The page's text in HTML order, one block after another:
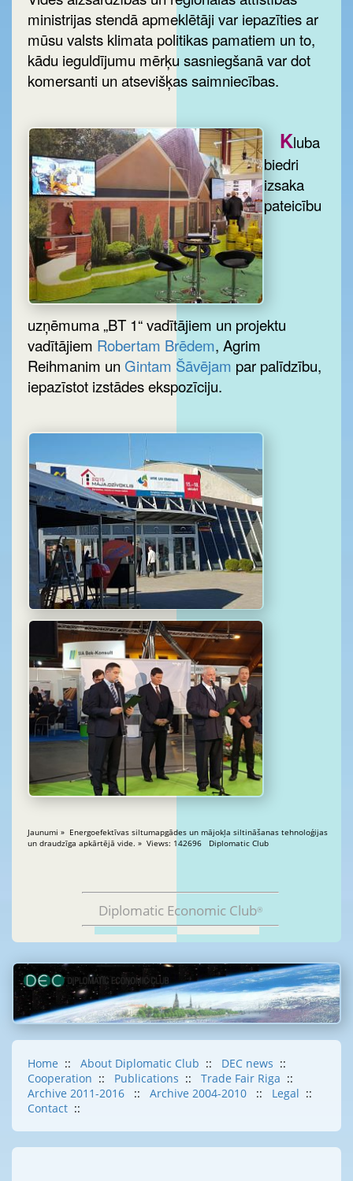
ministrijas stendā apmeklētāji var iepazīties ar
mūsu valsts klimata politikas pamatiem un to,
kādu ieguldījumu mērķu sasniegšanā var dot
komersanti un atsevišķas saimniecības.
Kluba
biedri
izsaka
pateicību
uzņēmuma „BT 1“ vadītājiem un projektu
vadītājiem Robertam Brēdem, Agrim
Reihmanim un Gintam Šāvējam par palīdzību,
Jaunumi » Energoefektīvas siltumapgādes un mājokļa siltināšanas tehnoloģijas
un draudzīga apkārtējā vide. » Views: 142696 Diplomatic Club
Diplomatic Economic Club®
Home :: About Diplomatic Club :: DEC news ::
Cooperation :: Publications :: Trade Fair Riga ::
Archive 2011-2016
:: Archive 2004-2010 :: Legal ::
Contact ::